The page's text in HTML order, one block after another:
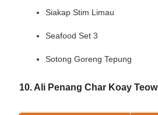
Siakap Stim Limau
Seafood Set 3
Sotong Goreng Tepung
10. Ali Penang Char Koay Teow